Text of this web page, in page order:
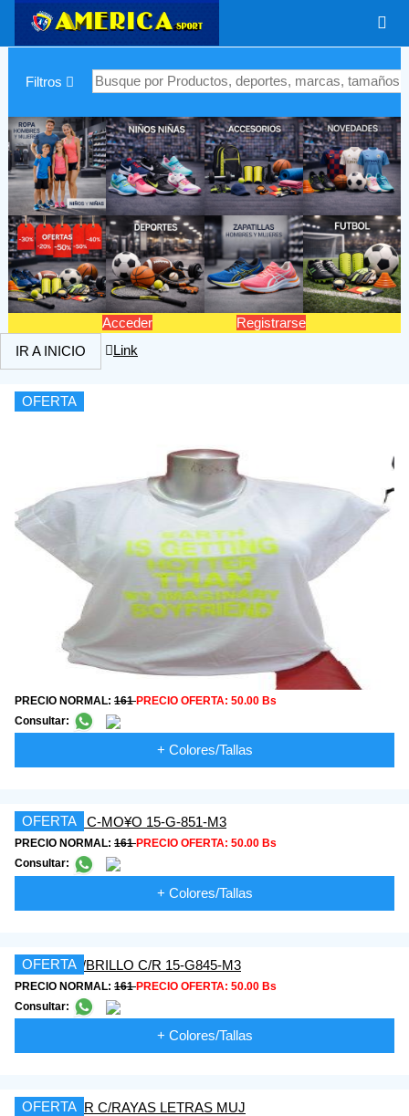
Filtros
Acceder
Registrarse
IR A INICIO
Link
OFERTA
PRECIO NORMAL: 161PRECIO OFERTA: 50.00 Bs
Consultar:
+ Colores/Tallas
OFERTA
PRECIO NORMAL: 161PRECIO OFERTA: 50.00 Bs
Consultar:
+ Colores/Tallas
OFERTA
PRECIO NORMAL: 161PRECIO OFERTA: 50.00 Bs
Consultar:
+ Colores/Tallas
OFERTA